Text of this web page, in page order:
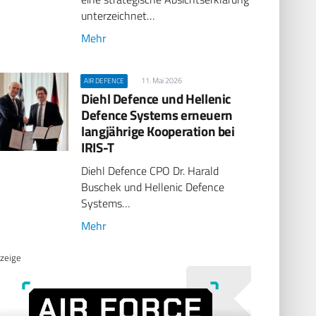
unterzeichnet…
Mehr
AIR DEFENCE 11. Mai 2026
Diehl Defence und Hellenic
Defence Systems erneuern
langjährige Kooperation bei
IRIS-T
Diehl Defence CPO Dr. Harald
Buschek und Hellenic Defence
Systems…
Mehr